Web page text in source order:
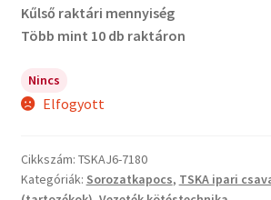
Kűlső raktári mennyiség
Több mint 10 db raktáron
Nincs
Elfogyott
Cikkszám: TSKAJ6-7180
Kategóriák: Sorozatkapocs, TSKA ipari